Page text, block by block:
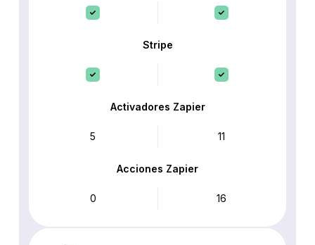
Stripe
Activadores Zapier
5 11
Acciones Zapier
0 16